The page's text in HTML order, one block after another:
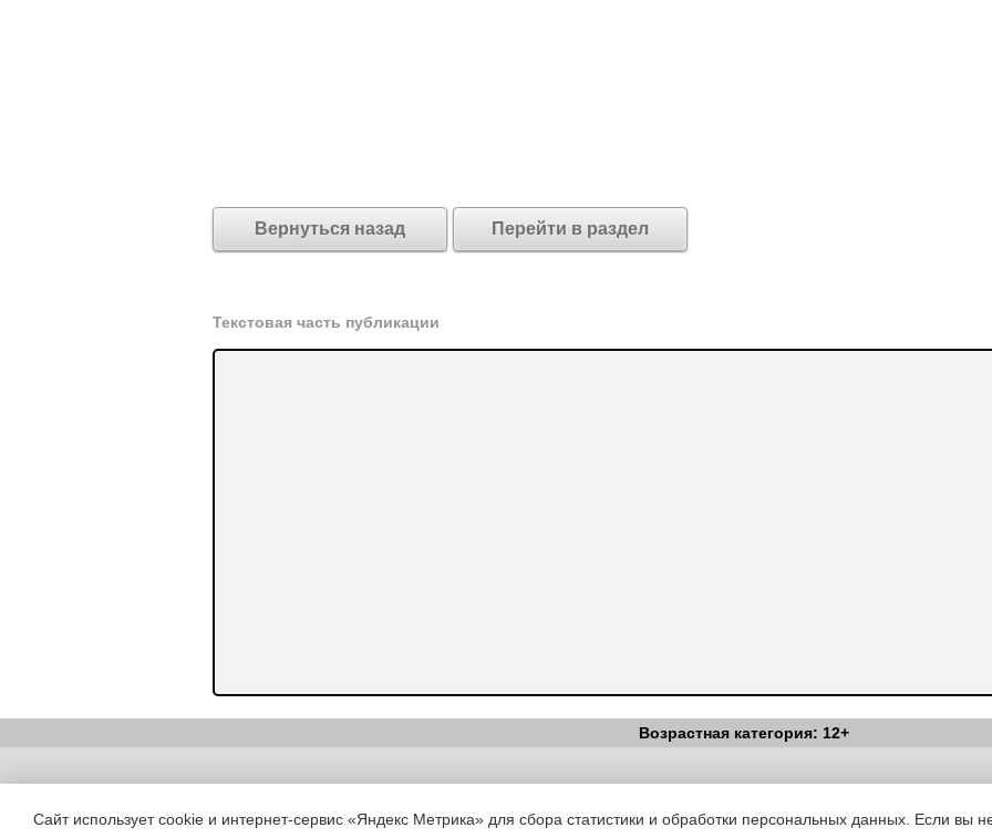
Вернуться назад Перейти в раздел
Текстовая часть публикации
Возрастная категория: 12+
Copyright (c) |Вестник Педагога|Об издании|Условия|Политика
Сайт использует cookie и интернет-сервис «Яндекс Метрика» для сбора статистики и обработки персональных данных. Если вы